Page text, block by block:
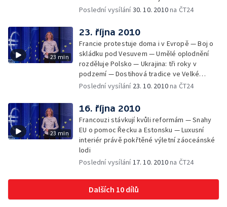
— Evropa a Srbsko si rozumějí lépe —
Poslední vysílání30. 10. 2010na ČT24
23 min
23. října 2010
Francie protestuje doma i v Evropě — Boj o
skládku pod Vesuvem — Umělé oplodnění
rozděluje Polsko — Ukrajina: tři roky v
podzemí — Dostihová tradice ve Velké
Británii
Poslední vysílání 23. 10. 2010na ČT24
23 min
16. října 2010
Francouzi stávkují kvůli reformám — Snahy
EU o pomoc Řecku a Estonsku — Luxusní
interiér právě pokřtěné výletní záoceánské
lodi
Poslední vysílání17. 10. 2010na ČT24
Dalších 10 dílů